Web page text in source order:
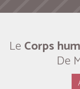
Le Corps
De